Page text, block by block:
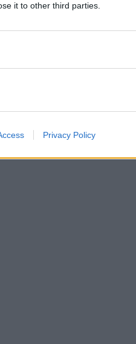
it to other third parties.
Privacy Policy
- Om os - Copyright © Alletiders